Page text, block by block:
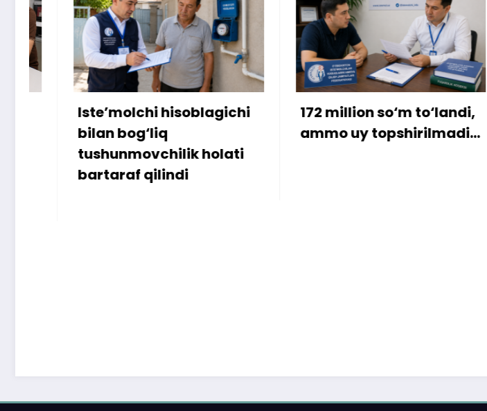
Iste’molchi hisoblagichi
bilan bog‘liq
tushunmovchilik holati
bartaraf qilindi
172 million so‘m to‘landi,
ammo uy topshirilmadi…